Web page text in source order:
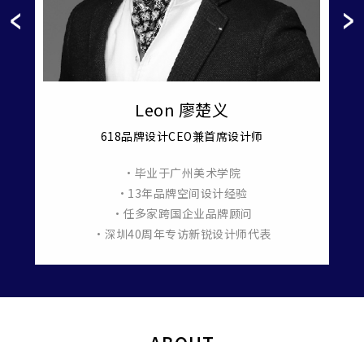
Leon 廖楚义
618品牌设计CEO兼首席设计师
•毕业于广州美术学院
•13年品牌空间设计经验
•任多家跨国企业品牌顾问
•深圳40周年专访新锐设计师代表